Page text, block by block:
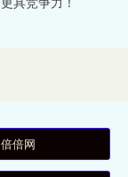
倍倍网